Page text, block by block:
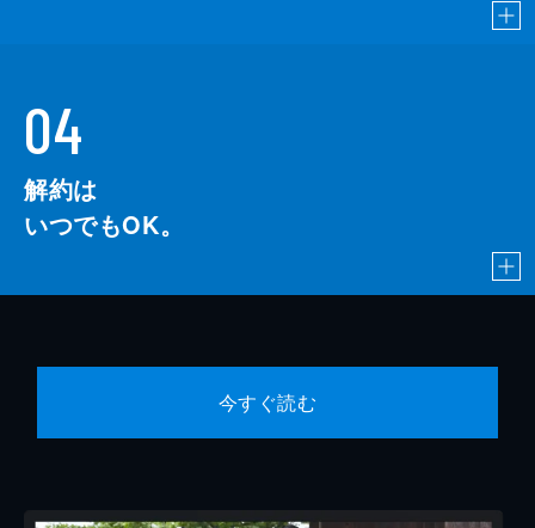
04
解約は
いつでもOK。
今すぐ読む